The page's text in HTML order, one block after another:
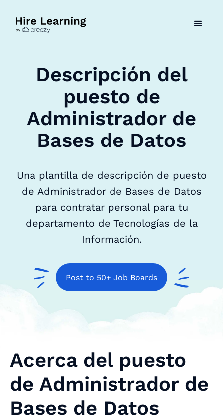
Descripción del
puesto de
Administrador de
Bases de Datos
Una plantilla de descripción de puesto
de Administrador de Bases de Datos
para contratar personal para tu
departamento de Tecnologías de la
Información.
Post to 50+ Job Boards
Acerca del puesto
de Administrador de
Bases de Datos